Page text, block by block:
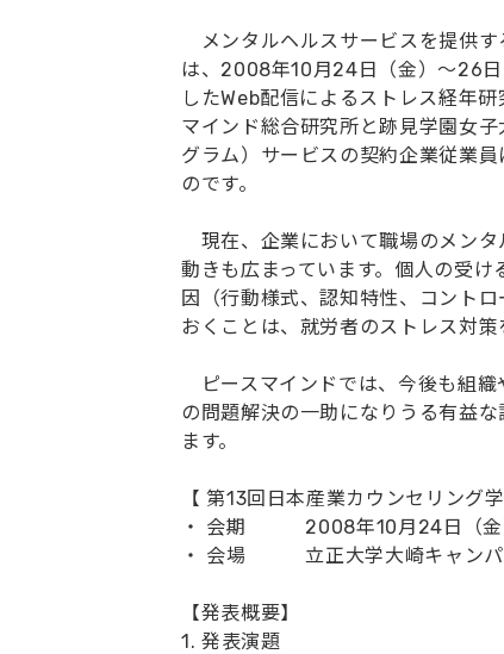
メンタルヘルスサービスを提供す
は、2008年10月24日（金）～26日
したWeb配信によるストレス経年
マインド総合研究所と跡見学園女
グラム）サービスの契約企業従業
のです。
現在、企業において職場のメンタ
動きも広まっています。個人の受
因（行動様式、認知特性、コント
おくことは、就労者のストレス対
ピースマインドでは、今後も組織
の問題解決の一助になりうる有益
ます。
【 第13回日本産業カウンセリング学
・ 会期 2008年10月24日（金
・ 会場 立正大学大崎キャンパ
【発表概要】
1. 発表演題